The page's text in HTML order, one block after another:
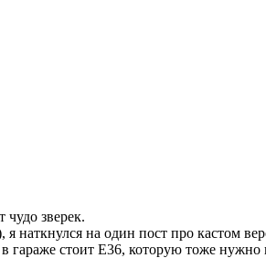
чудо зверек.
на один пост про кастом
гараже стоит E36, которую тоже